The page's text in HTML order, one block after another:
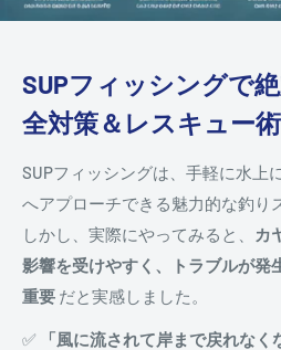
SUPフィッシングで
全対策＆レスキュー術
SUPフィッシングは、手軽に水上
へアプローチできる魅力的な釣り
しかし、実際にやってみると、
カ
影響を受けやすく、トラブルが発
重要 だと実感しました。
✅
「風に流されて岸まで戻れなく